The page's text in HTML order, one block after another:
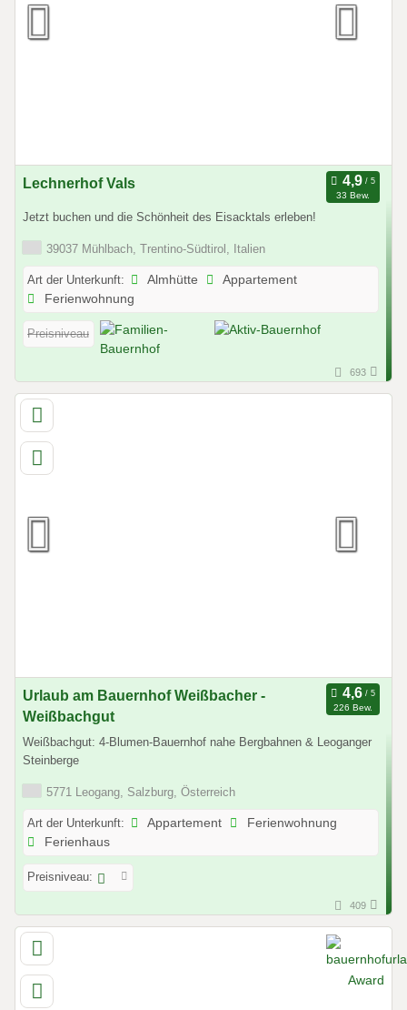
Lechnerhof Vals
33 Bew.
Jetzt buchen und die Schönheit des Eisacktals erleben!
39037 Mühlbach, Trentino-Südtirol, Italien
Art der Unterkunft: Almhütte
Appartement
Ferienwohnung
Preisniveau
693
Urlaub am Bauernhof Weißbacher -
Weißbachgut
226 Bew.
Weißbachgut: 4-Blumen-Bauernhof nahe Bergbahnen & Leoganger
Steinberge
5771 Leogang, Salzburg, Österreich
Art der Unterkunft: Appartement
Ferienwohnung
Ferienhaus
Preisniveau:
409